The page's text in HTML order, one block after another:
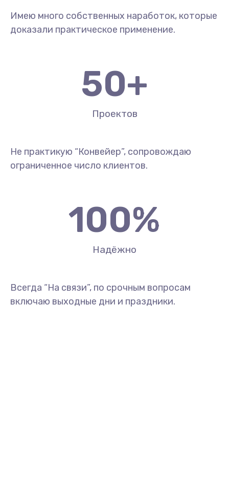
Имею много собственных наработок, которые
доказали практическое применение.
50+
Проектов
Не практикую “Конвейер”, сопровождаю
ограниченное число клиентов.
100%
Надёжно
Всегда “На связи”, по срочным вопросам
включаю выходные дни и праздники.